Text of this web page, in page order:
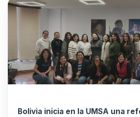
Bolivia inicia en la UMSA una